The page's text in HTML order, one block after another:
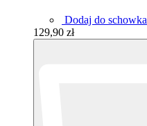
Dodaj do schowka
129,90 zł